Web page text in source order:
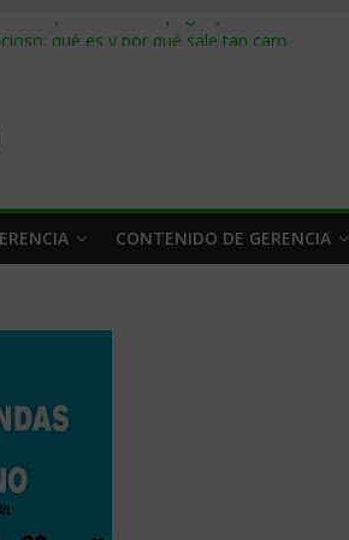
empresas: cómo pagar y cobrar en 2026
en la cadena de suministro: qué hacer
de EE. UU.: cómo segmentarlo y venderle
CONTENIDO DE GERENCIA